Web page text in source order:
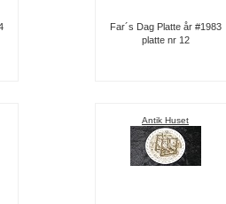
Far´s Dag Platte år #1983
platte nr 12
Antik Huset